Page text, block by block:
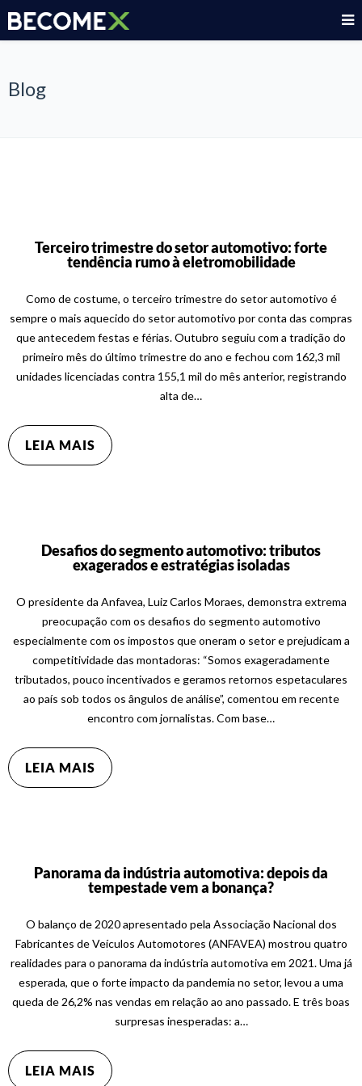
Blog
Terceiro trimestre do setor automotivo: forte
tendência rumo à eletromobilidade
Como de costume, o terceiro trimestre do setor automotivo é
sempre o mais aquecido do setor automotivo por conta das compras
que antecedem festas e férias. Outubro seguiu com a tradição do
primeiro mês do último trimestre do ano e fechou com 162,3 mil
unidades licenciadas contra 155,1 mil do mês anterior, registrando
alta de…
LEIA MAIS
Desafios do segmento automotivo: tributos
exagerados e estratégias isoladas
O presidente da Anfavea, Luiz Carlos Moraes, demonstra extrema
preocupação com os desafios do segmento automotivo
especialmente com os impostos que oneram o setor e prejudicam a
competitividade das montadoras: “Somos exageradamente
tributados, pouco incentivados e geramos retornos espetaculares
ao país sob todos os ângulos de análise”, comentou em recente
encontro com jornalistas. Com base…
LEIA MAIS
Panorama da indústria automotiva: depois da
tempestade vem a bonança?
O balanço de 2020 apresentado pela Associação Nacional dos
Fabricantes de Veículos Automotores (ANFAVEA) mostrou quatro
realidades para o panorama da indústria automotiva em 2021. Uma já
esperada, que o forte impacto da pandemia no setor, levou a uma
queda de 26,2% nas vendas em relação ao ano passado. E três boas
surpresas inesperadas: a…
LEIA MAIS